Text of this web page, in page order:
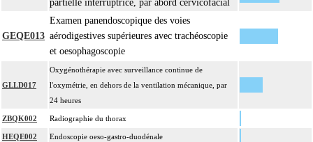
partielle interruptrice, par abord cervicofacial
GEQE013
Examen panendoscopique des voies
aérodigestives supérieures avec trachéoscopie
et oesophagoscopie
GLLD017
Oxygénothérapie avec surveillance continue de
l'oxymétrie, en dehors de la ventilation mécanique, par
24 heures
ZBQK002 Radiographie du thorax
HEQE002 Endoscopie oeso-gastro-duodénale